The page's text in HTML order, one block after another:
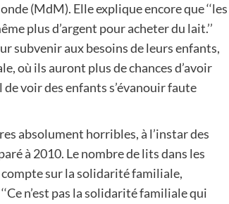
(MdM). Elle explique encore que ‘‘les
plus d’argent pour acheter du lait.’’
subvenir aux besoins de leurs enfants,
où ils auront plus de chances d’avoir
voir des enfants s’évanouir faute
absolument horribles, à l’instar des
à 2010. Le nombre de lits dans les
compte sur la solidarité familiale,
n’est pas la solidarité familiale qui